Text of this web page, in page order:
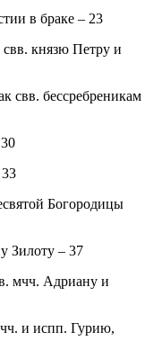
в браке – 23
свв. князю Петру и
свв. бессребреникам
Богородицы
Зилоту – 37
мчч. Адриану и
и испп. Гурию,